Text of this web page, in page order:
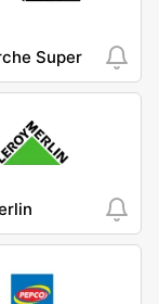
Super